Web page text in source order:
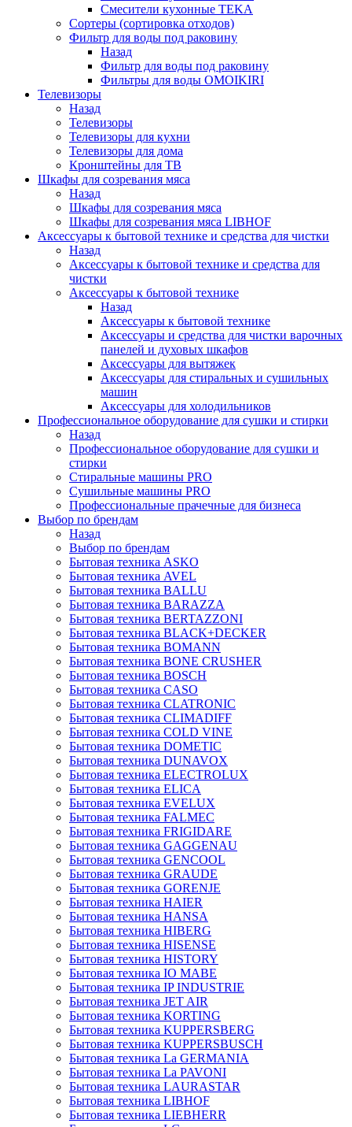
Смесители кухонные TEKA
Сортеры (сортировка отходов)
Фильтр для воды под раковину
Назад
Фильтр для воды под раковину
Фильтры для воды OMOIKIRI
Телевизоры
Назад
Телевизоры
Телевизоры для кухни
Телевизоры для дома
Кронштейны для ТВ
Шкафы для созревания мяса
Назад
Шкафы для созревания мяса
Шкафы для созревания мяса LIBHOF
Аксессуары к бытовой технике и средства для чистки
Назад
Аксессуары к бытовой технике и средства для
чистки
Аксессуары к бытовой технике
Назад
Аксессуары к бытовой технике
Аксессуары и средства для чистки варочных
панелей и духовых шкафов
Аксессуары для вытяжек
Аксессуары для стиральных и сушильных
машин
Аксессуары для холодильников
Профессиональное оборудование для сушки и стирки
Назад
Профессиональное оборудование для сушки и
стирки
Стиральные машины PRO
Сушильные машины PRO
Профессиональные прачечные для бизнеса
Выбор по брендам
Назад
Выбор по брендам
Бытовая техника ASKO
Бытовая техника AVEL
Бытовая техника BALLU
Бытовая техника BARAZZA
Бытовая техника BERTAZZONI
Бытовая техника BLACK+DECKER
Бытовая техника BOMANN
Бытовая техника BONE CRUSHER
Бытовая техника BOSCH
Бытовая техника CASO
Бытовая техника CLATRONIC
Бытовая техника CLIMADIFF
Бытовая техника COLD VINE
Бытовая техника DOMETIC
Бытовая техника DUNAVOX
Бытовая техника ELECTROLUX
Бытовая техника ELICA
Бытовая техника EVELUX
Бытовая техника FALMEC
Бытовая техника FRIGIDARE
Бытовая техника GAGGENAU
Бытовая техника GENCOOL
Бытовая техника GRAUDE
Бытовая техника GORENJE
Бытовая техника HAIER
Бытовая техника HANSA
Бытовая техника HIBERG
Бытовая техника HISENSE
Бытовая техника HISTORY
Бытовая техника IO MABE
Бытовая техника IP INDUSTRIE
Бытовая техника JET AIR
Бытовая техника KORTING
Бытовая техника KUPPERSBERG
Бытовая техника KUPPERSBUSCH
Бытовая техника La GERMANIA
Бытовая техника La PAVONI
Бытовая техника LAURASTAR
Бытовая техника LIBHOF
Бытовая техника LIEBHERR